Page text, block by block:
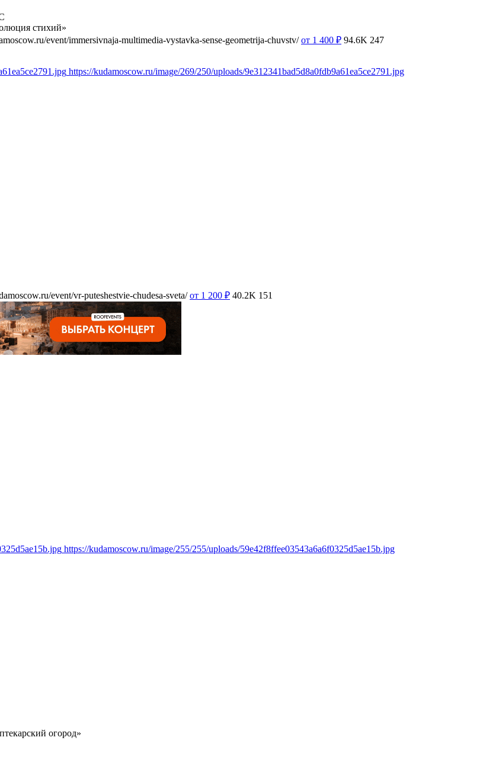
стихий»
event/immersivnaja-multimedia-vystavka-sense-geometrija-chuvstv/ от 1 400 ₽ 94.6K 247
https://kudamoscow.ru/image/269/250/uploads/9e312341bad5d8a0fdb9a61ea5ce2791.jpg
event/vr-puteshestvie-chudesa-sveta/ от 1 200 ₽ 40.2K 151
https://kudamoscow.ru/image/255/255/uploads/59e42f8ffee03543a6a6f0325d5ae15b.jpg
огород»